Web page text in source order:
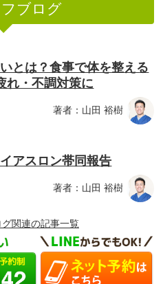
ブログ
とは？食事で体を整える
れ・不調対策に
著者：山田 裕樹
アスロン帯同報告
著者：山田 裕樹
関連の記事一覧